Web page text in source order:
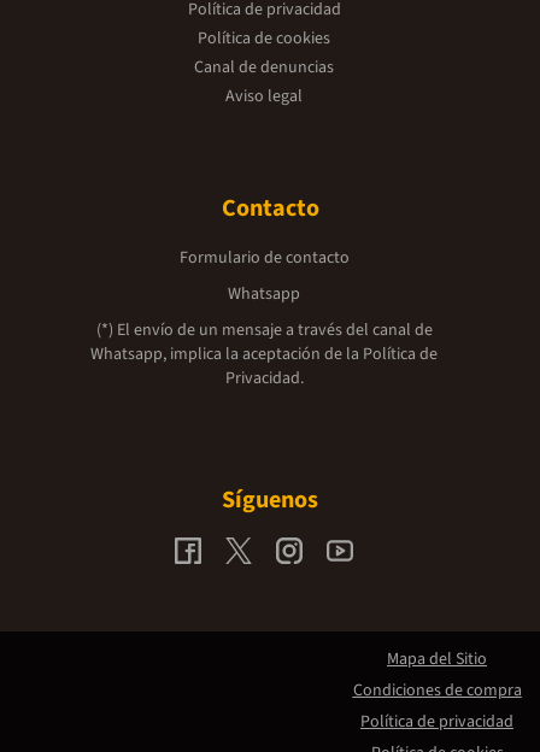
Política de privacidad
Política de cookies
Canal de denuncias
Aviso legal
Contacto
Formulario de contacto
Whatsapp
(*) El envío de un mensaje a través del canal de
Whatsapp, implica la aceptación de la Política de
Privacidad.
Síguenos
Mapa del Sitio
Condiciones de compra
Política de privacidad